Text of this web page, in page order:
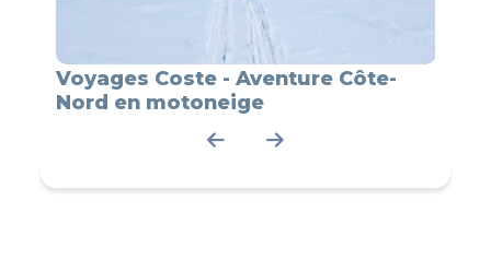
Voyages Coste - Aventure Côte-
Nord en motoneige